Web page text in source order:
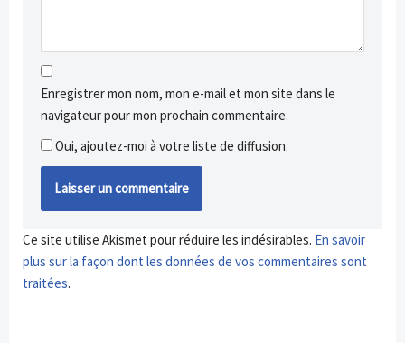
Enregistrer mon nom, mon e-mail et mon site dans le
navigateur pour mon prochain commentaire.
Oui, ajoutez-moi à votre liste de diffusion.
Ce site utilise Akismet pour réduire les indésirables. En savoir
plus sur la façon dont les données de vos commentaires sont
traitées.